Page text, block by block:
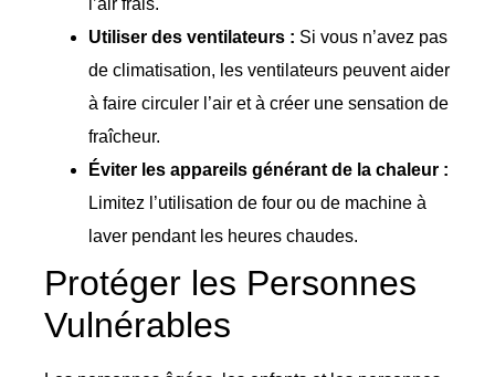
Utiliser des ventilateurs : Si vous n’avez pas
de climatisation, les ventilateurs peuvent aider
à faire circuler l’air et à créer une sensation de
fraîcheur.
Éviter les appareils générant de la chaleur :
Limitez l’utilisation de four ou de machine à
laver pendant les heures chaudes.
Protéger les Personnes
Vulnérables